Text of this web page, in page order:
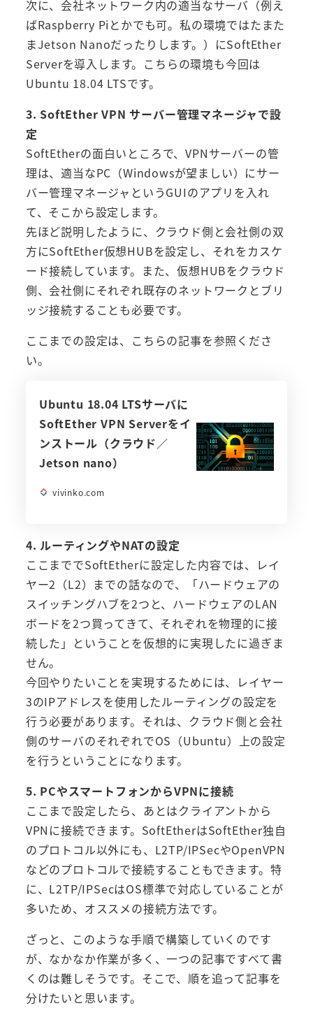
次に、会社ネットワーク内の適当なサーバ（例え
ばRaspberry Piとかでも可。私の環境ではたまた
まJetson Nanoだったりします。）にSoftEther
Serverを導入します。こちらの環境も今回は
Ubuntu 18.04 LTSです。
3. SoftEther VPN サーバー管理マネージャで設
定
SoftEtherの面白いところで、VPNサーバーの管
理は、適当なPC（Windowsが望ましい）にサー
バー管理マネージャというGUIのアプリを入れ
て、そこから設定します。
先ほど説明したように、クラウド側と会社側の双
方にSoftEther仮想HUBを設定し、それをカスケ
ード接続しています。また、仮想HUBをクラウド
側、会社側にそれぞれ既存のネットワークとブリ
ッジ接続することも必要です。
ここまでの設定は、こちらの記事を参照くださ
い。
Ubuntu 18.04 LTSサーバに
SoftEther VPN Serverをイ
ンストール（クラウド／
Jetson nano）
vivinko.com
4. ルーティングやNATの設定
ここまででSoftEtherに設定した内容では、レイ
ヤー2（L2）までの話なので、「ハードウェアの
スイッチングハブを2つと、ハードウェアのLAN
ボードを2つ買ってきて、それぞれを物理的に接
続した」ということを仮想的に実現したに過ぎま
せん。
今回やりたいことを実現するためには、レイヤー
3のIPアドレスを使用したルーティングの設定を
行う必要があります。それは、クラウド側と会社
側のサーバのそれぞれでOS（Ubuntu）上の設定
を行うということになります。
5. PCやスマートフォンからVPNに接続
ここまで設定したら、あとはクライアントから
VPNに接続できます。SoftEtherはSoftEther独自
のプロトコル以外にも、L2TP/IPSecやOpenVPN
などのプロトコルで接続することもできます。特
に、L2TP/IPSecはOS標準で対応していることが
多いため、オススメの接続方法です。
ざっと、このような手順で構築していくのです
が、なかなか作業が多く、一つの記事ですべて書
くのは難しそうです。そこで、順を追って記事を
分けたいと思います。